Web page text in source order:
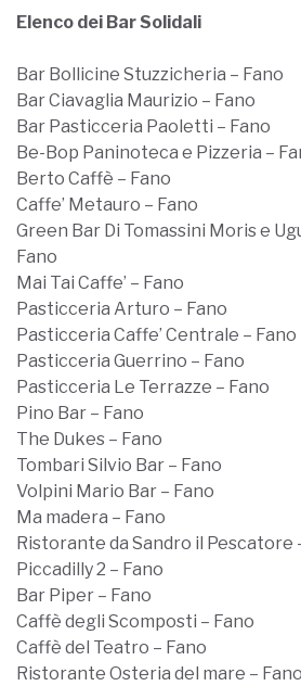
Elenco dei Bar Solidali
Bar Bollicine Stuzzicheria – Fano
Bar Ciavaglia Maurizio – Fano
Bar Pasticceria Paoletti – Fano
Be-Bop Paninoteca e Pizzeria –
Berto Caffè – Fano
Caffe’ Metauro – Fano
Green Bar Di Tomassini Moris e
Fano
Mai Tai Caffe’ – Fano
Pasticceria Arturo – Fano
Pasticceria Caffe’ Centrale – Fano
Pasticceria Guerrino – Fano
Pasticceria Le Terrazze – Fano
Pino Bar – Fano
The Dukes – Fano
Tombari Silvio Bar – Fano
Volpini Mario Bar – Fano
Ma madera – Fano
Ristorante da Sandro il Pescatore
Piccadilly 2 – Fano
Bar Piper – Fano
Caffè degli Scomposti – Fano
Caffè del Teatro – Fano
Ristorante Osteria del mare – Fano